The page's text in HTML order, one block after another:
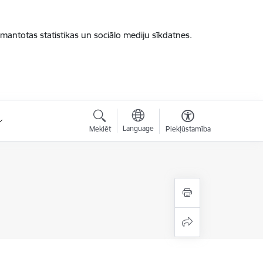
statistikas un sociālo mediju sīkdatnes.
Meklēt Language Piekļūstamība